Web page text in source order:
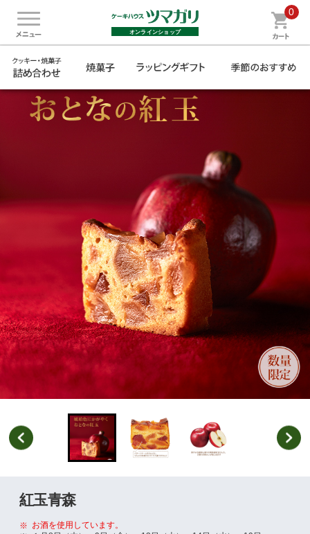
0
オンラインショップ
紅玉青森
※ お酒を使用しています。